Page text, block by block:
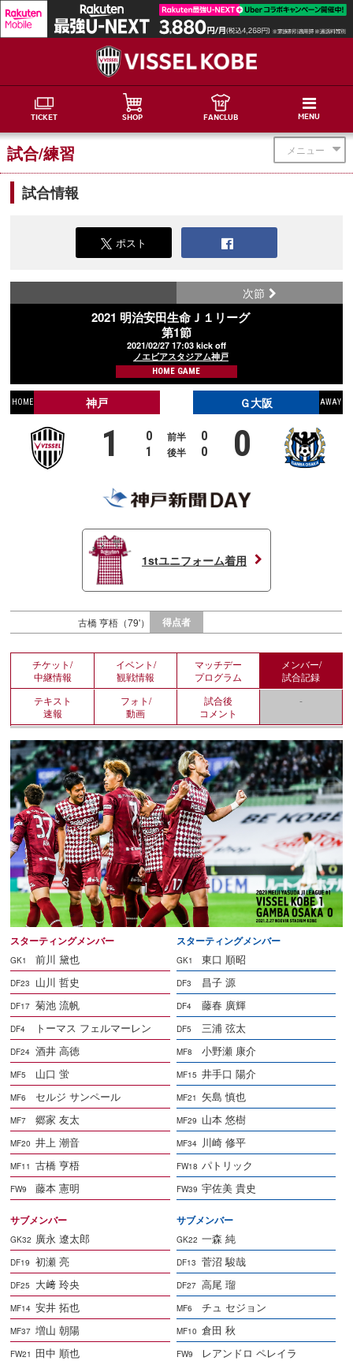
TICKET SHOP FANCLUB MENU
メニュー
試合/練習
試合情報
ポスト
2021 明治安田生命Ｊ１リーグ
第1節
2021/02/27 17:03 kick off
ノエビアスタジアム神戸
HOME GAME
次節
HOME 神戸 AWAY
Ｇ大阪
1 0 前半
0
1
後半 0 0
1stユニフォーム着用
古橋 亨梧（79'） 得点者
チケット/
中継情報
イベント/
観戦情報
マッチデー
プログラム
メンバー/
試合記録
テキスト
速報
フォト/
動画
試合後
コメント
-
スターティングメンバー
GK1 前川 黛也
DF23 山川 哲史
DF17 菊池 流帆
DF4 トーマス フェルマーレン
DF24 酒井 高徳
MF5 山口 蛍
MF6 セルジ サンペール
MF7 郷家 友太
MF20 井上 潮音
MF11 古橋 亨梧
FW9 藤本 憲明
サブメンバー
GK32 廣永 遼太郎
DF19 初瀬 亮
DF25 大﨑 玲央
MF14 安井 拓也
MF37 増山 朝陽
FW21 田中 順也
スターティングメンバー
GK1 東口 順昭
DF3 昌子 源
DF4 藤春 廣輝
DF5 三浦 弦太
MF8 小野瀬 康介
MF15 井手口 陽介
MF21 矢島 慎也
MF29 山本 悠樹
MF34 川崎 修平
FW18 パトリック
FW39 宇佐美 貴史
サブメンバー
GK22 一森 純
DF13 菅沼 駿哉
DF27 高尾 瑠
MF6 チュ セジョン
MF10 倉田 秋
FW9 レアンドロ ペレイラ